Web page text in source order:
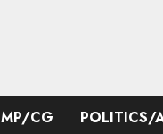
MP/CG POLITICS/